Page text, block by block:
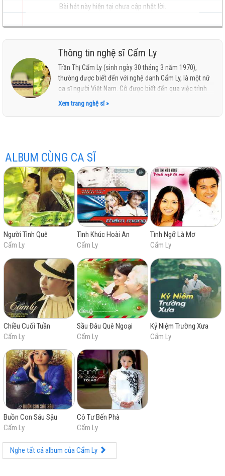
hay
Bài hát này hiện tại chưa cập nhật lời.
Thông tin nghệ sĩ Cẩm Ly
Trần Thị Cẩm Ly (sinh ngày 30 tháng 3 năm 1970),
thường được biết đến với nghệ danh Cẩm Ly, là một nữ
ca sĩ người Việt Nam. Cô được biết đến qua việc trình
diễn những ca khúc thuộc dòng nhạc nhẹ, nhạc trữ
tình, nhạc có âm hưởng dân ca và nhạc trẻ.
vào các ca khúc trữ tình quen thuộc.
Xem trang nghệ sĩ »
ALBUM CÙNG CA SĨ
Người Tình Quê
Cẩm Ly
Tình Khúc Hoài An
Cẩm Ly
Tình Ngỡ Là Mơ
Cẩm Ly
Chiều Cuối Tuần
Cẩm Ly
Sầu Đâu Quê Ngoại
Cẩm Ly
Kỷ Niệm Trường Xưa
Cẩm Ly
Buồn Con Sáu Sậu
Cẩm Ly
Cô Tư Bến Phà
Cẩm Ly
Nghe tất cả album của Cẩm Ly